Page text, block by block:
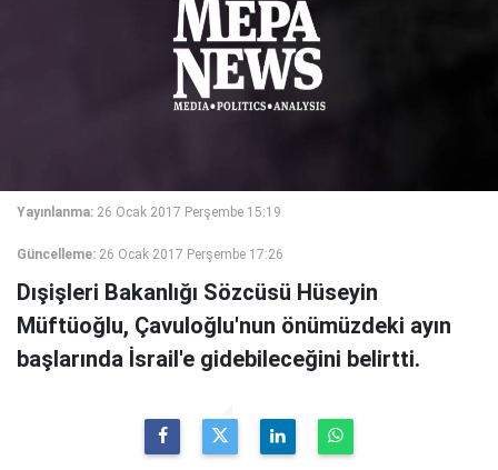
Yayınlanma: 26 Ocak 2017 Perşembe 15:19
Güncelleme: 26 Ocak 2017 Perşembe 17:26
Dışişleri Bakanlığı Sözcüsü Hüseyin
Müftüoğlu, Çavuloğlu'nun önümüzdeki ayın
başlarında İsrail'e gidebileceğini belirtti.